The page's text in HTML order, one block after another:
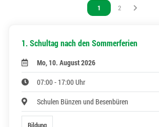
Vous êtes sur la page
1 Vous êtes sur la
2
1. Schultag nach den Sommerferien
Mo, 10. August 2026
07:00 - 17:00 Uhr
Schulen Bünzen und Besenbüren
Bildung